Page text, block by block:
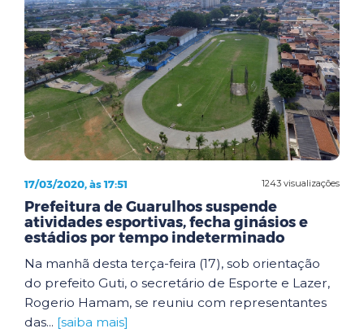
1243 visualizações
17/03/2020, às 17:51
Prefeitura de Guarulhos suspende
atividades esportivas, fecha ginásios e
estádios por tempo indeterminado
Na manhã desta terça-feira (17), sob orientação
do prefeito Guti, o secretário de Esporte e Lazer,
Rogerio Hamam, se reuniu com representantes
das... [saiba mais]